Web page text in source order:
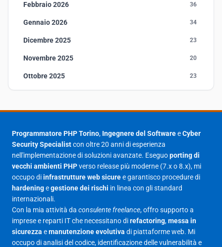
Febbraio 2026 36
Gennaio 2026 34
Dicembre 2025 23
Novembre 2025 20
Ottobre 2025 23
Agosto 2025 1
23
Giugno 2025
Maggio 2025 27
Aprile 2025
Marzo 2025
Febbraio 2025 17
Gennaio 2025
Programmatore PHP Torino, Ingegnere del SoftwareeCyber
Security Specialistcon oltre 20 anni di esperienza
nell'implementazione di soluzioni avanzate. Eseguoporting di
vecchi ambienti PHPverso release più moderne (7.x o 8.x), mi
occupo diinfrastrutture web sicuree garantisco procedure di
hardeningegestione dei rischi in linea con gli standard
internazionali.
Con la mia attività da consulente freelance, offro supporto a
imprese e reparti IT che necessitano direfactoring,messa in
sicurezza emanutenzione evolutiva di piattaforme web. Mi
occupo di analisi del codice, identificazione delle vulnerabilità e